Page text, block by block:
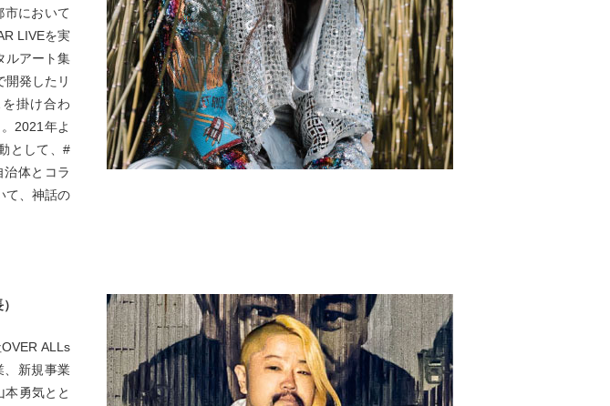
において
LIVEを実
ルアート集
発したリ
掛け合わ
2021年よ
として、#
体とコラ
て、神話の
ALLs
、新規事業
勇気とと